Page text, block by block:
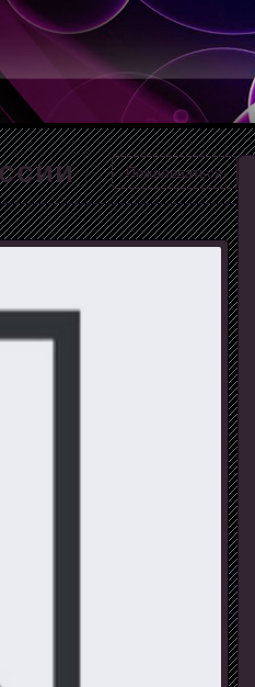
Пожаловаться